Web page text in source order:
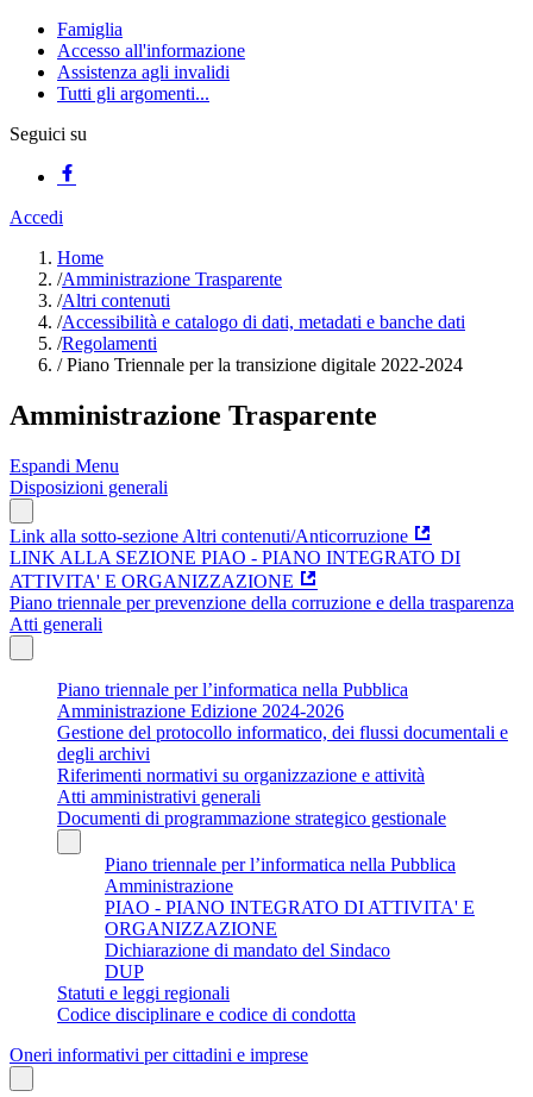
Famiglia
Accesso all'informazione
Assistenza agli invalidi
Tutti gli argomenti...
Seguici su
Accedi
Home
/Amministrazione Trasparente
/Altri contenuti
/Accessibilità e catalogo di dati, metadati e banche dati
/Regolamenti
/Piano Triennale per la transizione digitale 2022-2024
Amministrazione Trasparente
Espandi Menu
Disposizioni generali
Link alla sotto-sezione Altri contenuti/Anticorruzione
LINK ALLA SEZIONE PIAO - PIANO INTEGRATO DI
ATTIVITA' E ORGANIZZAZIONE
Piano triennale per prevenzione della corruzione e della trasparenza
Atti generali
Piano triennale per l’informatica nella Pubblica
Amministrazione Edizione 2024-2026
Gestione del protocollo informatico, dei flussi documentali e
degli archivi
Riferimenti normativi su organizzazione e attività
Atti amministrativi generali
Documenti di programmazione strategico gestionale
Piano triennale per l’informatica nella Pubblica
Amministrazione
PIAO - PIANO INTEGRATO DI ATTIVITA' E
ORGANIZZAZIONE
Dichiarazione di mandato del Sindaco
DUP
Statuti e leggi regionali
Codice disciplinare e codice di condotta
Oneri informativi per cittadini e imprese